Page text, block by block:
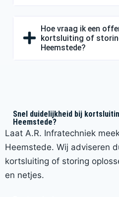
Hoe vraag ik een
kortsluiting of
Heemstede?
Snel duidelijkheid bij
Heemstede?
Laat A.R. Infratechniek
Heemstede. Wij adviseren
kortsluiting of storing
en netjes.